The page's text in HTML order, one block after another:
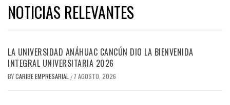
NOTICIAS RELEVANTES
LA UNIVERSIDAD ANÁHUAC CANCÚN DIO LA BIENVENIDA
INTEGRAL UNIVERSITARIA 2026
BYCARIBE EMPRESARIAL / 7 AGOSTO, 2026